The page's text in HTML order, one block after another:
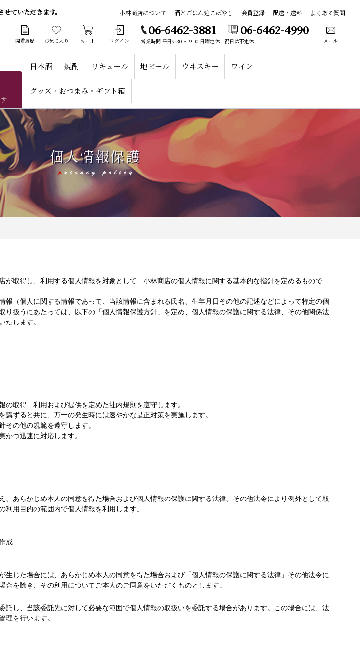
ていただきます。 小林商店について 酒とごはん処こばやし 会員登録 配送・送料 よくある質問
閲覧履歴 お気に入り カート ログイン
06-6462-3881
営業時間 平日9:30～19:00 日曜定休 祝日は不定休
06-6462-4990
メール
日本酒 焼酎 リキュール 地ビール ウヰスキー ワイン
グッズ・おつまみ・ギフト箱
個人情報保護
が取得し、利用する個人情報を対象として、小林商店の個人情報に関する基本的な指針を定めるもので
報（個人に関する情報であって、当該情報に含まれる氏名、生年月日その他の記述などによって特定の個
り扱うにあたっては、以下の「個人情報保護方針」を定め、個人情報の保護に関する法律、その他関係法
たします。
取得、利用および提供を定めた社内規則を遵守します。
ずると共に、万一の発生時には速やかな是正対策を実施します。
その他の規範を遵守します。
かつ迅速に対応します。
、あらかじめ本人の同意を得た場合および個人情報の保護に関する法律、その他法令により例外として取
利用目的の範囲内で個人情報を利用します。
成
生じた場合には、あらかじめ本人の同意を得た場合および「個人情報の保護に関する法律」その他法令に
合を除き、その利用についてご本人のご同意をいただくものとします。
託し、当該委託先に対して必要な範囲で個人情報の取扱いを委託する場合があります。この場合には、法
理を行います。